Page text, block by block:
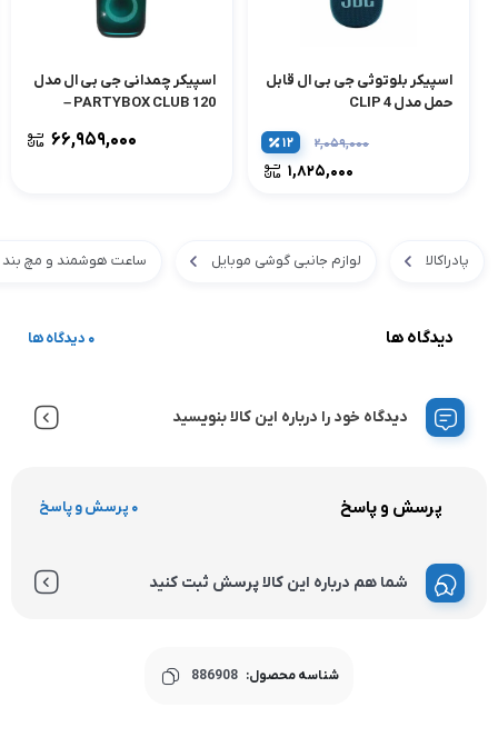
اسپیکر بلوتوثی جی بی ال قابل
حمل مدل CLIP 4
۲,۰۵۹,۰۰۰
۱,۸۲۵,۰۰۰
۱۲
اسپیکر چمدانی جی بی ال مدل
PARTYBOX CLUB 120 –
۶۶,۹۵۹,۰۰۰
پادراکالا لوازم جانبی گوشی موبایل ساعت هوشمند و مچ بند
دیدگاه ها 0 دیدگاه ها
دیدگاه خود را درباره این کالا بنویسید
پرسش و پاسخ 0 پرسش و پاسخ
شما هم درباره این کالا پرسش ثبت کنید
شناسه محصول: 886908